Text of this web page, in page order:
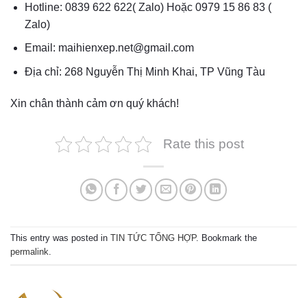
Hotline: 0839 622 622( Zalo) Hoặc 0979 15 86 83 (
Zalo)
Email: maihienxep.net@gmail.com
Địa chỉ: 268 Nguyễn Thị Minh Khai, TP Vũng Tàu
Xin chân thành cảm ơn quý khách!
Rate this post
This entry was posted in TIN TỨC TỔNG HỢP. Bookmark the
permalink.